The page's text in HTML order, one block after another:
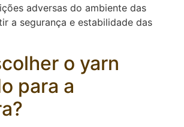
adversas do ambiente das
a segurança e estabilidade das
o yarn
para a